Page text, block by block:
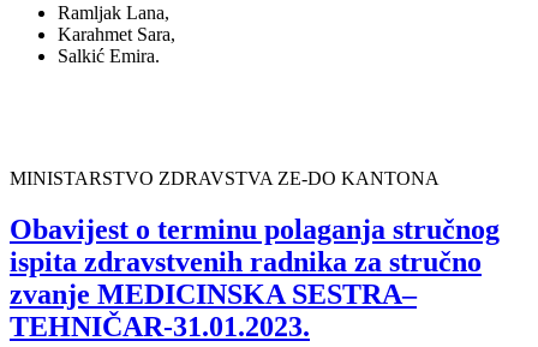
Ramljak Lana,
Karahmet Sara,
Salkić Emira.
MINISTARSTVO ZDRAVSTVA ZE-DO KANTONA
Obavijest o terminu polaganja stručnog
ispita zdravstvenih radnika za stručno
zvanje MEDICINSKA SESTRA–
TEHNIČAR-31.01.2023.